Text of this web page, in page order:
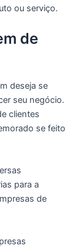
ou serviço.
de
deseja se
seu negócio.
clientes
se feito
para a
de